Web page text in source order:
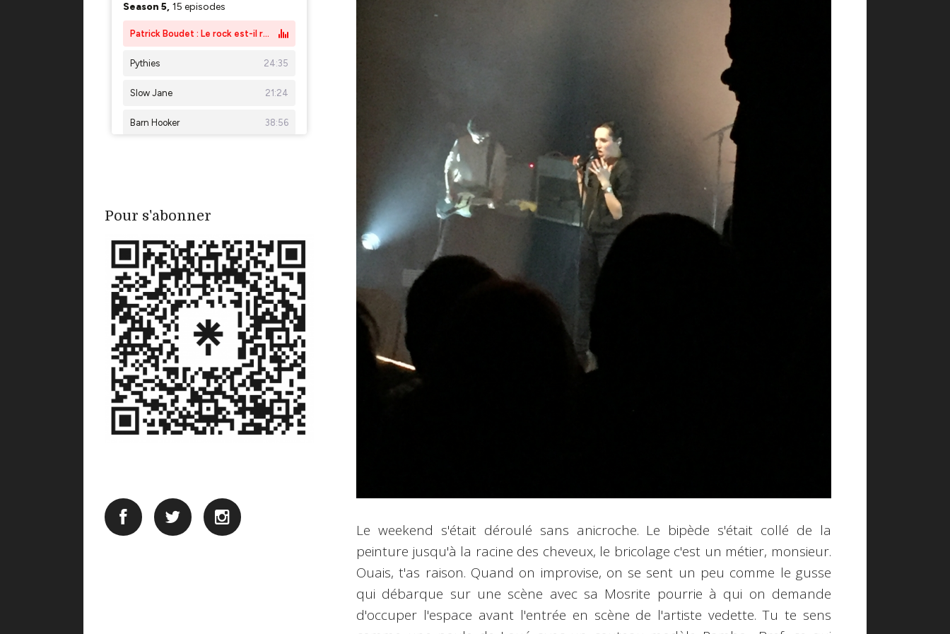
Pour s'abonner
Le weekend s'était déroulé sans anicroche. Le bipède s'était collé de la
peinture jusqu'à la racine des cheveux, le bricolage c'est un métier, monsieur.
Ouais, t'as raison. Quand on improvise, on se sent un peu comme le gusse
qui débarque sur une scène avec sa Mosrite pourrie à qui on demande
d'occuper l'espace avant l'entrée en scène de l'artiste vedette. Tu te sens